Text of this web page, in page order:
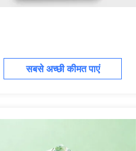
सबसे अच्छी कीमत पाएं